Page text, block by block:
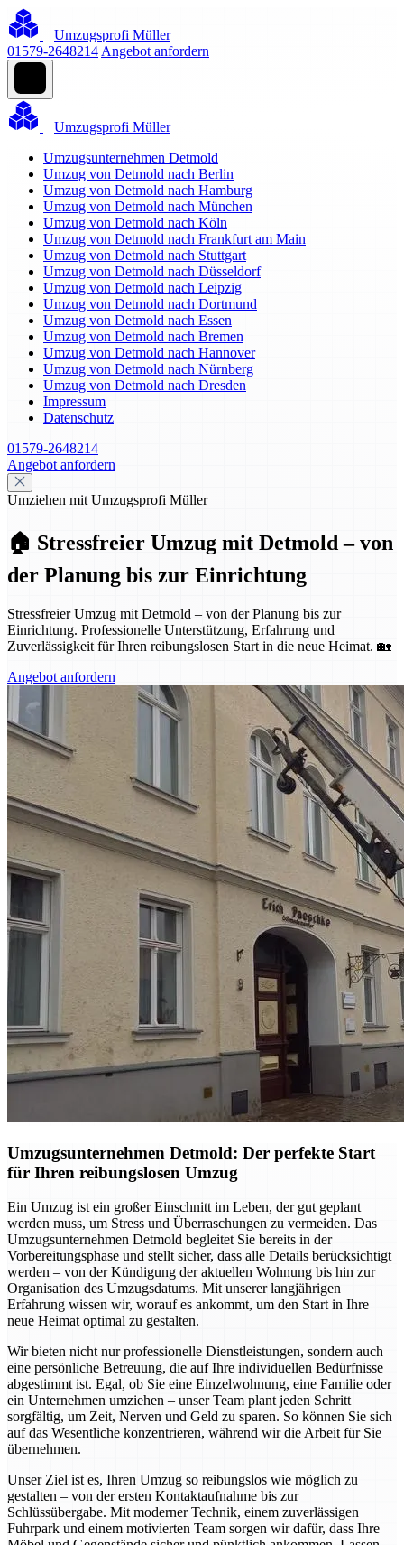
Umzugsprofi Müller
01579-2648214 Angebot anfordern
Umzugsprofi Müller
Umzugsunternehmen Detmold
Umzug von Detmold nach Berlin
Umzug von Detmold nach Hamburg
Umzug von Detmold nach München
Umzug von Detmold nach Köln
Umzug von Detmold nach Frankfurt am Main
Umzug von Detmold nach Stuttgart
Umzug von Detmold nach Düsseldorf
Umzug von Detmold nach Leipzig
Umzug von Detmold nach Dortmund
Umzug von Detmold nach Essen
Umzug von Detmold nach Bremen
Umzug von Detmold nach Hannover
Umzug von Detmold nach Nürnberg
Umzug von Detmold nach Dresden
Impressum
Datenschutz
01579-2648214
Angebot anfordern
Umziehen mit Umzugsprofi Müller
🏠 Stressfreier Umzug mit Detmold – von
der Planung bis zur Einrichtung
Stressfreier Umzug mit Detmold – von der Planung bis zur
Einrichtung. Professionelle Unterstützung, Erfahrung und
Zuverlässigkeit für Ihren reibungslosen Start in die neue Heimat. 🏡
Angebot anfordern
Umzugsunternehmen Detmold: Der perfekte Start
für Ihren reibungslosen Umzug
Ein Umzug ist ein großer Einschnitt im Leben, der gut geplant
werden muss, um Stress und Überraschungen zu vermeiden. Das
Umzugsunternehmen Detmold begleitet Sie bereits in der
Vorbereitungsphase und stellt sicher, dass alle Details berücksichtigt
werden – von der Kündigung der aktuellen Wohnung bis hin zur
Organisation des Umzugsdatums. Mit unserer langjährigen
Erfahrung wissen wir, worauf es ankommt, um den Start in Ihre
neue Heimat optimal zu gestalten.
Wir bieten nicht nur professionelle Dienstleistungen, sondern auch
eine persönliche Betreuung, die auf Ihre individuellen Bedürfnisse
abgestimmt ist. Egal, ob Sie eine Einzelwohnung, eine Familie oder
ein Unternehmen umziehen – unser Team plant jeden Schritt
sorgfältig, um Zeit, Nerven und Geld zu sparen. So können Sie sich
auf das Wesentliche konzentrieren, während wir die Arbeit für Sie
übernehmen.
Unser Ziel ist es, Ihren Umzug so reibungslos wie möglich zu
gestalten – von der ersten Kontaktaufnahme bis zur
Schlüssübergabe. Mit moderner Technik, einem zuverlässigen
Fuhrpark und einem motivierten Team sorgen wir dafür, dass Ihre